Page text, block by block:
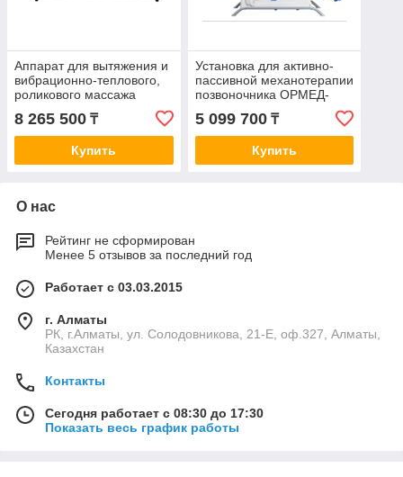
Аппарат для вытяжения и
вибрационно-теплового,
роликового массажа
позвоночника ОРМЕД-
профессионал
8 265 500 ₸
Купить
Установка для активно-
пассивной механотерапии
позвоночника ОРМЕД-
5 099 700₸
Купить
О нас
Рейтинг не сформирован
Менее 5 отзывов за последний год
Работает с 03.03.2015
г. Алматы
РК, г.Алматы, ул. Солодовникова, 21-Е, оф.327, Алматы,
Казахстан
Контакты
Сегодня работает с 08:30 до 17:30
Показать весь график работы